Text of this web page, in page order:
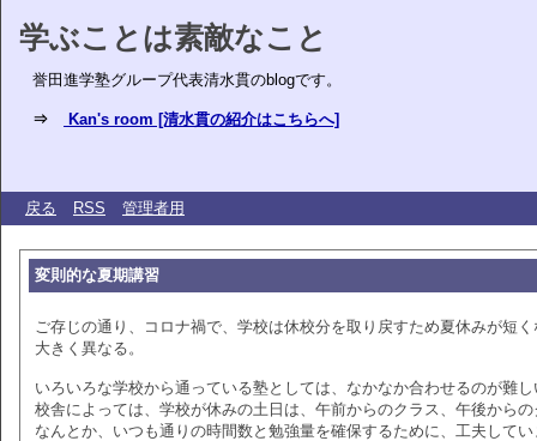
学ぶことは素敵なこと
誉田進学塾グループ代表清水貫のblogです。
⇒ Kan's room [清水貫の紹介はこちらへ]
戻る RSS 管理者用
変則的な夏期講習
ご存じの通り、コロナ禍で、学校は休校分を取り戻すため夏休みが短
大きく異なる。
いろいろな学校から通っている塾としては、なかなか合わせるのが難し
校舎によっては、学校が休みの土日は、午前からのクラス、午後から
なんとか、いつも通りの時間数と勉強量を確保するために、工夫して